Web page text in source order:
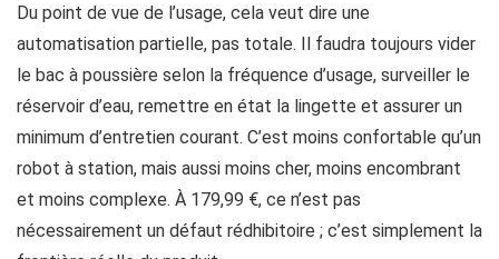
Du point de vue de l’usage, cela veut dire une
automatisation partielle, pas totale. Il faudra toujours vider
le bac à poussière selon la fréquence d’usage, surveiller le
réservoir d’eau, remettre en état la lingette et assurer un
minimum d’entretien courant. C’est moins confortable qu’un
robot à station, mais aussi moins cher, moins encombrant
et moins complexe. À 179,99 €, ce n’est pas
nécessairement un défaut rédhibitoire ; c’est simplement la